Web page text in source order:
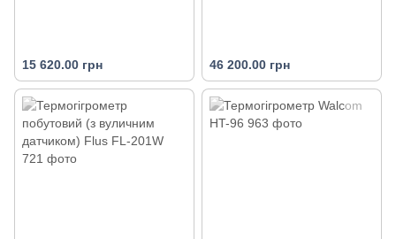
15 620.00 грн 46 200.00 грн